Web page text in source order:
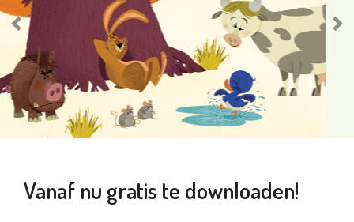
Vanaf nu gratis te downloaden!